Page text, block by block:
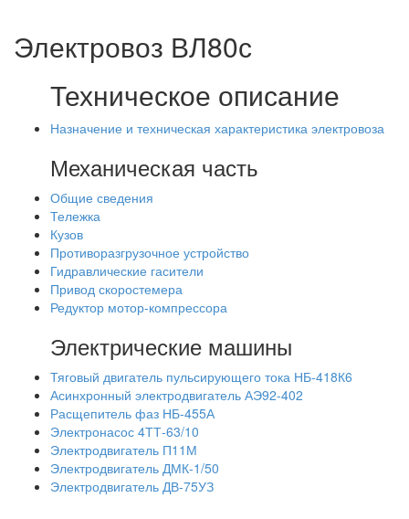
Электровоз ВЛ80с
Техническое описание
Назначение и техническая характеристика электровоза
Механическая часть
Общие сведения
Тележка
Кузов
Противоразгрузочное устройство
Гидравлические гасители
Привод скоростемера
Редуктор мотор-компрессора
Электрические машины
Тяговый двигатель пульсирующего тока НБ-418К6
Асинхронный электродвигатель АЭ92-402
Расщепитель фаз НБ-455А
Электронасос 4ТТ-63/10
Электродвигатель П11М
Электродвигатель ДМК-1/50
Электродвигатель ДВ-75УЗ